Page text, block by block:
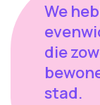
We
die
stad.